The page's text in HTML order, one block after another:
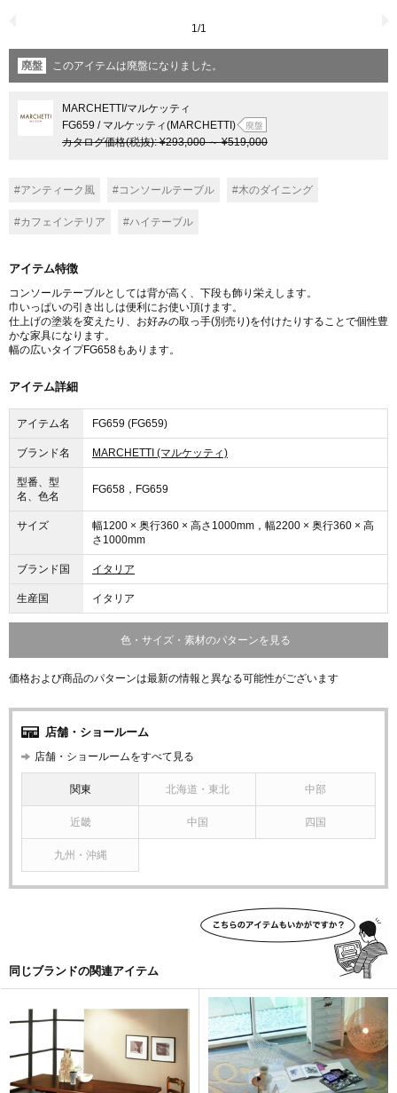
1/1
廃盤 このアイテムは廃盤になりました。
MARCHETTI /マルケッティ
FG659 / マルケッティ(MARCHETTI)
廃盤
カタログ価格(税抜): ¥293,000 ～ ¥519,000
#アンティーク風 #コンソールテーブル #木のダイニング
#カフェインテリア #ハイテーブル
アイテム特徴
コンソールテーブルとしては背が高く、下段も飾り栄えします。
巾いっぱいの引き出しは便利にお使い頂けます。
仕上げの塗装を変えたり、お好みの取っ手(別売り)を付けたりすることで個性豊
かな家具になります。
幅の広いタイプFG658もあります。
アイテム詳細
アイテム名 FG659 (FG659)
ブランド名 MARCHETTI (マルケッティ)
型番、型
名、色名
FG658，FG659
サイズ
幅1200 × 奥行360 × 高さ1000mm，幅2200 × 奥行360 × 高
さ1000mm
ブランド国 イタリア
生産国 イタリア
色・サイズ・素材のパターンを見る
価格および商品のパターンは最新の情報と異なる可能性がございます
店舗・ショールーム
店舗・ショールームをすべて見る
関東 北海道・東北 中部
近畿 中国 四国
九州・沖縄
同じブランドの関連アイテム